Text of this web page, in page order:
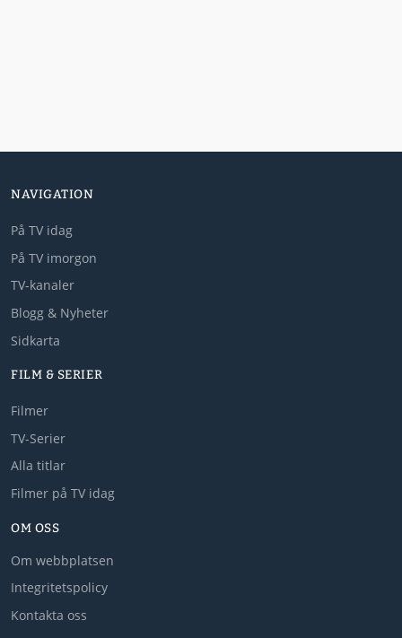
NAVIGATION
På TV idag
På TV imorgon
TV-kanaler
Blogg & Nyheter
Sidkarta
FILM & SERIER
Filmer
TV-Serier
Alla titlar
Filmer på TV idag
OM OSS
Om webbplatsen
Integritetspolicy
Kontakta oss